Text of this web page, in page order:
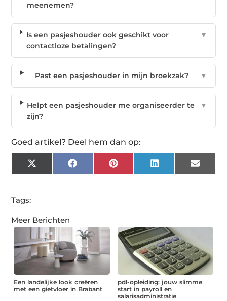
meenemen?
Is een pasjeshouder ook geschikt voor
contactloze betalingen?
▼
Past een pasjeshouder in mijn broekzak? ▼
Helpt een pasjeshouder me organiseerder te
zijn?
▼
Goed artikel? Deel hem dan op:
X
(Twitter)
Facebook Pinterest LinkedIn Email
Tags:
Meer Berichten
Een landelijke look creëren
met een gietvloer in Brabant
pdl-opleiding: jouw slimme
start in payroll en
salarisadministratie